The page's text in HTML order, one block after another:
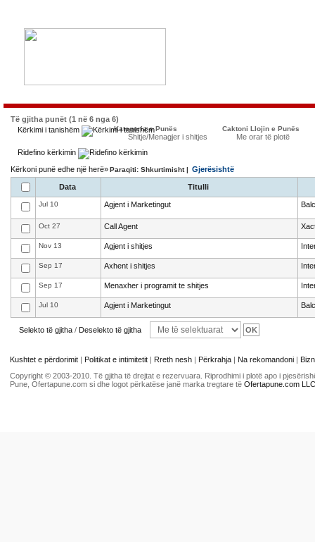
Të gjitha punët (1 në 6 nga 6)
Kërkimi i tanishëm
Kategoria e Punës
Shitje/Menagjer i shitjes
Caktoni Llojin e Punës
Me orar të plotë
Ridefino kërkimin
Kërkoni punë edhe një herë»Paraqiti: Shkurtimisht | Gjerësishtë
Data Titulli
Jul 10 Agjent i Marketingut
Oct 27 Call Agent
Nov 13 Agjent i shitjes
Sep 17 Axhent i shitjes
Sep 17 Menaxher i programit te shitjes
Jul 10 Agjent i Marketingut
Selekto të gjitha / Deselekto të gjitha
Kushtet e përdorimit | Politikat e intimitetit | Rreth nesh | Përkrahja | Na rekomandoni |
Copyright © 2003-2010. Të gjitha të drejtat e rezervuara. Riprodhimi i plotë apo i
Pune, Ofertapune.com si dhe logot përkatëse janë marka tregtare të Ofertapune.com LLC